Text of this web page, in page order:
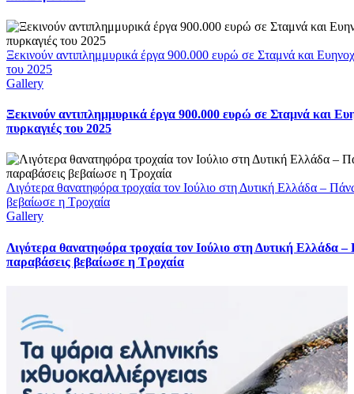
Ξεκινούν αντιπλημμυρικά έργα 900.000 ευρώ σε Σταμνά και
του 2025
Gallery
Ξεκινούν αντιπλημμυρικά έργα 900.000 ευρώ σε Σταμνά και
πυρκαγιές του 2025
Λιγότερα θανατηφόρα τροχαία τον Ιούλιο στη Δυτική Ελλάδα –
βεβαίωσε η Τροχαία
Gallery
Λιγότερα θανατηφόρα τροχαία τον Ιούλιο στη Δυτική Ελλάδα
παραβάσεις βεβαίωσε η Τροχαία